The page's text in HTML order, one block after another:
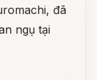
đã
ngụ tại